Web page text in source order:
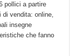
pollici a partire
vendita: online,
insegne
che fanno